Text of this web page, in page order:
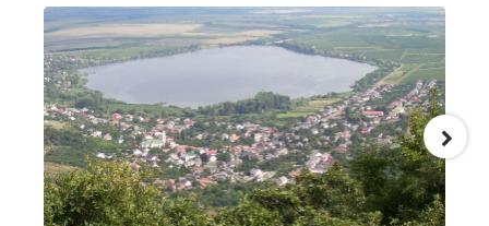
forrás: markaz.hu